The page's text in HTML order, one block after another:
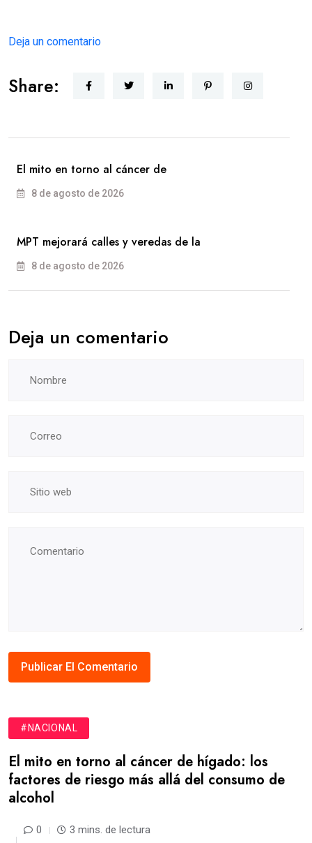
Deja un comentario
Share:
El mito en torno al cáncer de
8 de agosto de 2026
MPT mejorará calles y veredas de la
8 de agosto de 2026
Deja un comentario
#NACIONAL
El mito en torno al cáncer de hígado: los
factores de riesgo más allá del consumo de
alcohol
0 3 mins. de lectura